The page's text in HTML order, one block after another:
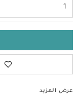
1
عرض المزيد